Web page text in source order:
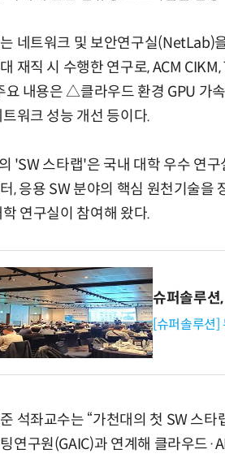
네트워크 및 보안연구실(NetLab)
재직 시 수행한 연구로, ACM
요 내용은 △클라우드 환경 GPU 가
트워크 성능 개선 등이다.
'SW 스타랩'은 국내 대학 우수 연
, 응용 SW 분야의 핵심 원천기술을
학 연구실이 참여해 왔다.
슈퍼솔루
[슈퍼솔루션]
석좌교수는 “가천대의 첫 SW 스
연구원(GAIC)과 연계해 클라우드